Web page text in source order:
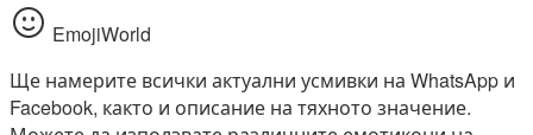
EmojiWorld
Ще намерите всички актуални усмивки на WhatsApp и
Facebook, както и описание на тяхното значение.